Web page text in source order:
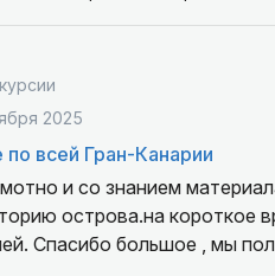
2025
всей Гран-Канарии
и со знанием
острова.на короткое
Спасибо большое , мы